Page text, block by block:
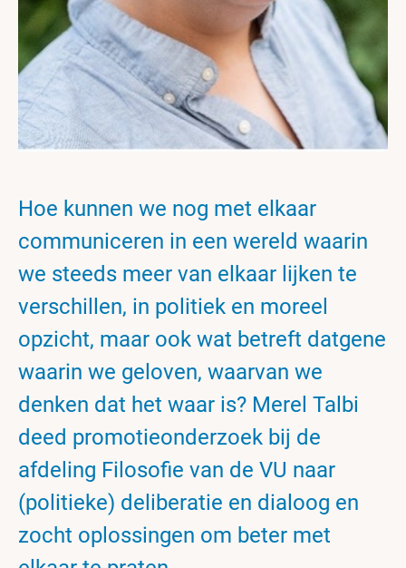
Hoe kunnen we nog met elkaar
communiceren in een wereld waarin
we steeds meer van elkaar lijken te
verschillen, in politiek en moreel
opzicht, maar ook wat betreft datgene
waarin we geloven, waarvan we
denken dat het waar is? Merel Talbi
deed promotieonderzoek bij de
afdeling Filosofie van de VU naar
(politieke) deliberatie en dialoog en
zocht oplossingen om beter met